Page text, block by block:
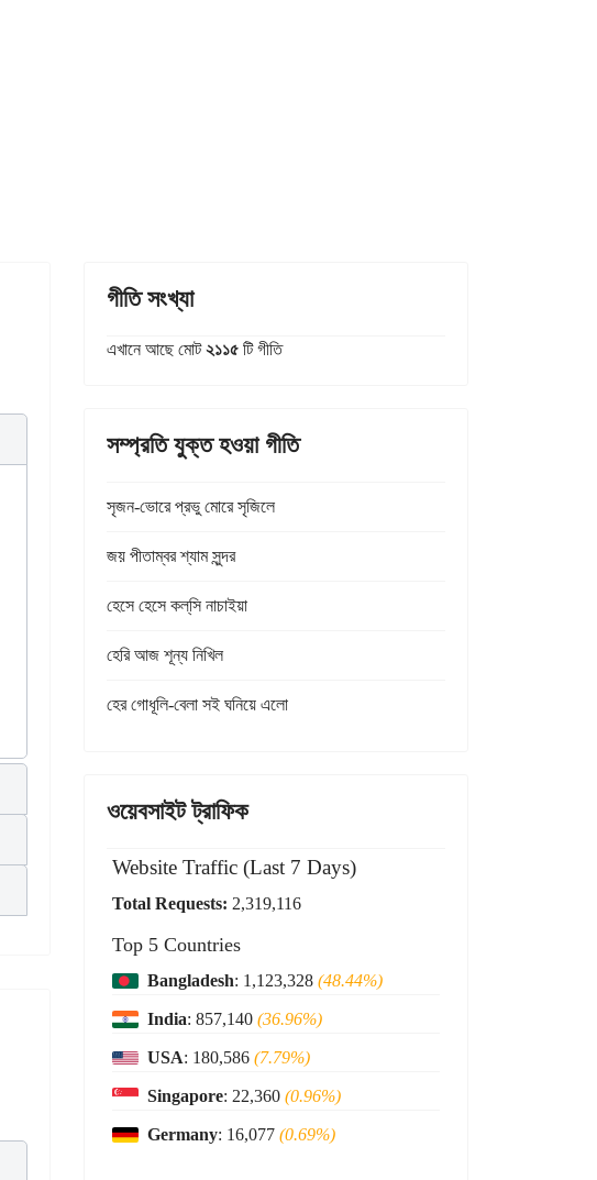
গীতি সংখ্যা
এখানে আছে মোট২১১৫ টি গীতি
সম্প্রতি যুক্ত হওয়া গীতি
সৃজন-ভোরে প্রভু মোরে সৃজিলে
জয় পীতাম্বর শ্যাম সুন্দর
হেসে হেসে কল্‌সি নাচাইয়া
হেরি আজ শূন্য নিখিল
হের গোধূলি-বেলা সই ঘনিয়ে এলো
ওয়েবসাইট ট্রাফিক
Website Traffic (Last 7 Days)
Total Requests: 2,319,116
Top 5 Countries
Bangladesh: 1,123,328 (48.44%)
India: 857,140 (36.96%)
USA: 180,586 (7.79%)
Singapore: 22,360 (0.96%)
Germany: 16,077 (0.69%)